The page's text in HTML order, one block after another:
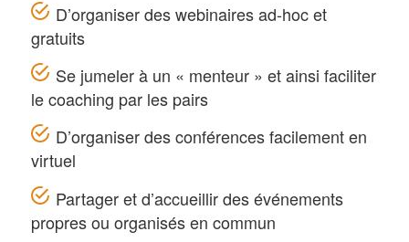
D’organiser des webinaires ad-hoc et
gratuits
Se jumeler à un « menteur » et ainsi faciliter
le coaching par les pairs
D’organiser des conférences facilement en
virtuel
Partager et d’accueillir des événements
propres ou organisés en commun